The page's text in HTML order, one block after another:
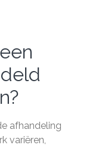
afhandeling
variëren,